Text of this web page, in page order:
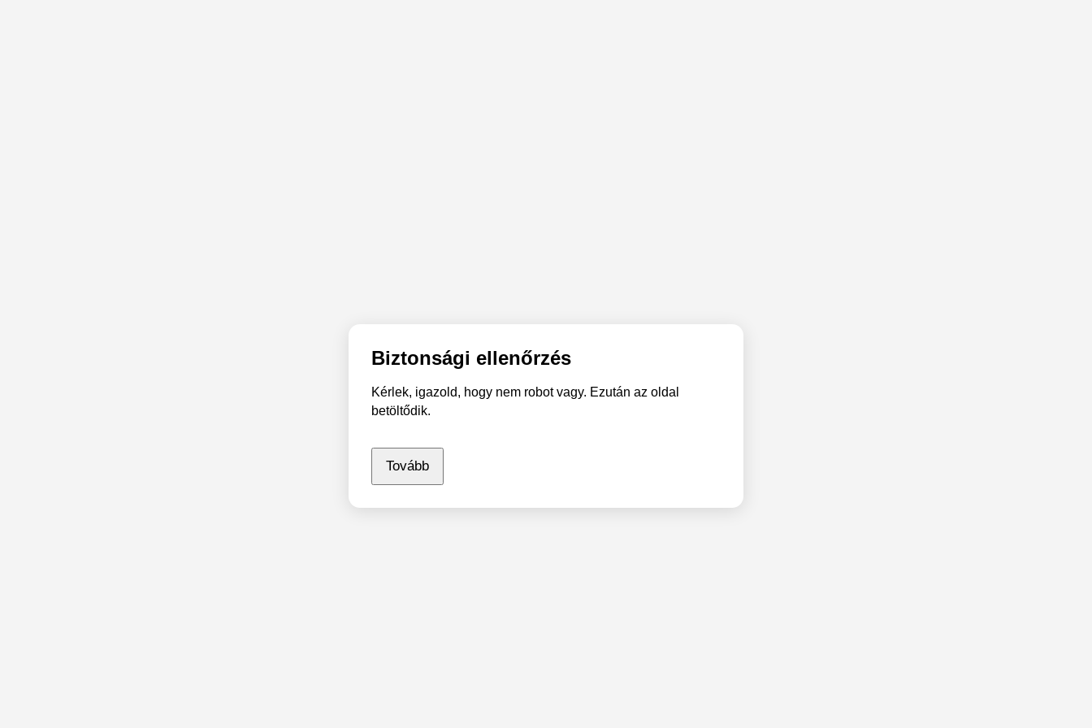
Biztonsági ellenőrzés
Kérlek, igazold, hogy nem robot vagy. Ezután az oldal
betöltődik.
Tovább